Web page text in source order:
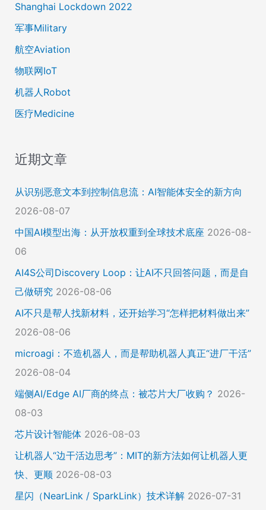
Shanghai Lockdown 2022
军事Military
航空Aviation
物联网IoT
机器人Robot
医疗Medicine
近期文章
从识别恶意文本到控制信息流：AI智能体安全的新方向
2026-08-07
中国AI模型出海：从开放权重到全球技术底座 2026-08-
06
AI4S公司Discovery Loop：让AI不只回答问题，而是自
己做研究 2026-08-06
AI不只是帮人找新材料，还开始学习“怎样把材料做出来”
2026-08-06
microagi：不造机器人，而是帮助机器人真正“进厂干活”
2026-08-04
端侧AI/Edge AI厂商的终点：被芯片大厂收购？ 2026-
08-03
芯片设计智能体 2026-08-03
让机器人“边干活边思考”：MIT的新方法如何让机器人更
快、更顺 2026-08-03
星闪（NearLink / SparkLink）技术详解 2026-07-31